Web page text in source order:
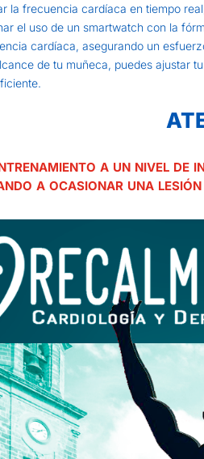
la frecuencia cardíaca en tiempo
el uso de un smartwatch con la
cardíaca, asegurando un
de tu muñeca, puedes ajustar
a un nivel de
a ocasionar una